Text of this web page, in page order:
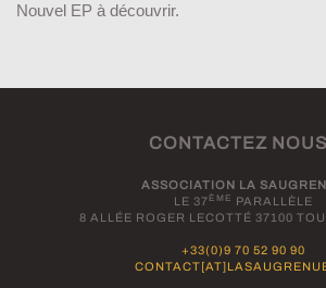
Nouvel EP à découvrir.
CONTACTEZ
ASSOCIATION LA
LE 37 ÈME
PARALLÈLE
8 ALLÉE ROGER LECOTTÉ 37100
+33(0)9 70 52 90 90